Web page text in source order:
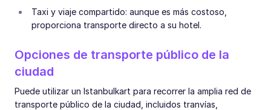
Taxi y viaje compartido: aunque es más costoso,
proporciona transporte directo a su hotel.
Opciones de transporte público de la
ciudad
Puede utilizar un Istanbulkart para recorrer la amplia red de
transporte público de la ciudad, incluidos tranvías,